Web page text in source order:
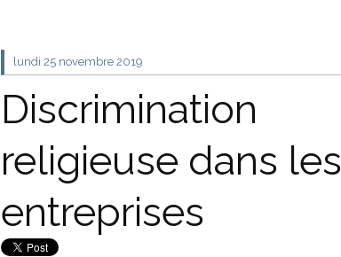
lundi 25 novembre 2019
Discrimination
religieuse dans les
entreprises